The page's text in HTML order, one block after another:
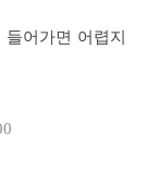
어가면 어렵지